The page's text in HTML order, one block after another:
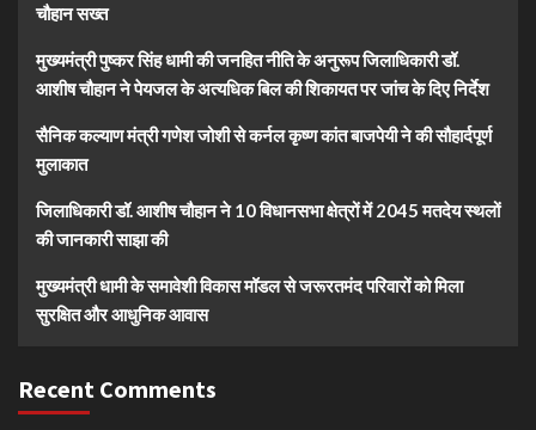
चौहान सख्त
मुख्यमंत्री पुष्कर सिंह धामी की जनहित नीति के अनुरूप जिलाधिकारी डॉ.
आशीष चौहान ने पेयजल के अत्यधिक बिल की शिकायत पर जांच के दिए निर्देश
सैनिक कल्याण मंत्री गणेश जोशी से कर्नल कृष्ण कांत बाजपेयी ने की सौहार्दपूर्ण
मुलाकात
जिलाधिकारी डॉ. आशीष चौहान ने 10 विधानसभा क्षेत्रों में 2045 मतदेय स्थलों
की जानकारी साझा की
मुख्यमंत्री धामी के समावेशी विकास मॉडल से जरूरतमंद परिवारों को मिला
सुरक्षित और आधुनिक आवास
Recent Comments